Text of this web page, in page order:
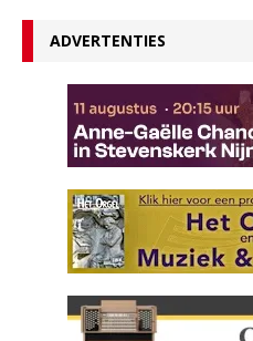
ADVERTENTIES